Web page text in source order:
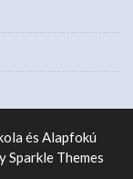
és Alapfokú
Sparkle Themes